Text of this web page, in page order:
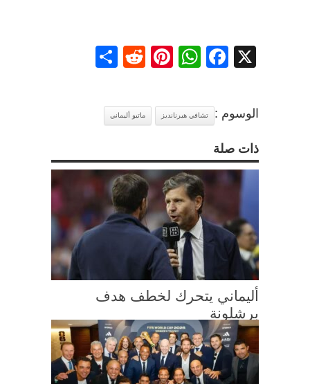
X
Facebook
WhatsApp
Pinterest
Reddit
الوسوم : تشافي هيرنانديز ماتيو أليماني
ذات صلة
أليماني يتحرك لخطف هدف
برشلونة